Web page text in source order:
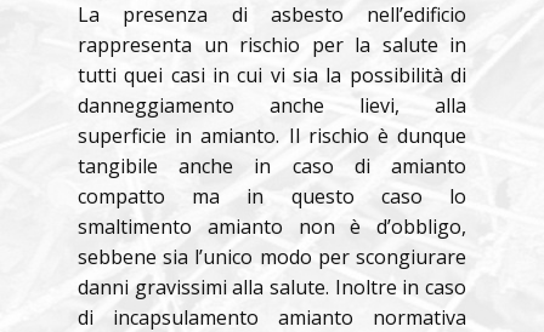
La presenza di asbesto nell’edificio
rappresenta un rischio per la salute in
tutti quei casi in cui vi sia la possibilità di
danneggiamento anche lievi, alla
superficie in amianto. Il rischio è dunque
tangibile anche in caso di amianto
compatto ma in questo caso lo
smaltimento amianto non è d’obbligo,
sebbene sia l’unico modo per scongiurare
danni gravissimi alla salute. Inoltre in caso
di incapsulamento amianto normativa